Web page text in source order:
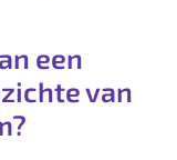
een
van